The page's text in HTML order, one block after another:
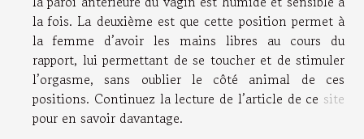
la fois. La deuxième est que cette position permet à
la femme d’avoir les mains libres au cours du
rapport, lui permettant de se toucher et de stimuler
l’orgasme, sans oublier le côté animal de ces
positions. Continuez la lecture de l’article de ce site
pour en savoir davantage.